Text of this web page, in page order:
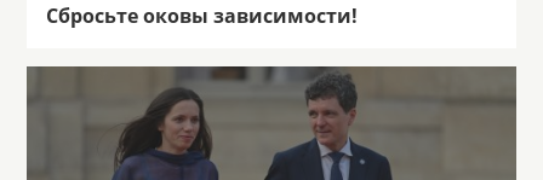
Сбросьте оковы зависимости!